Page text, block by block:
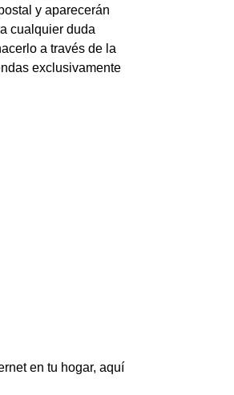
y aparecerán
cualquier duda
a través de la
exclusivamente
en tu hogar, aquí